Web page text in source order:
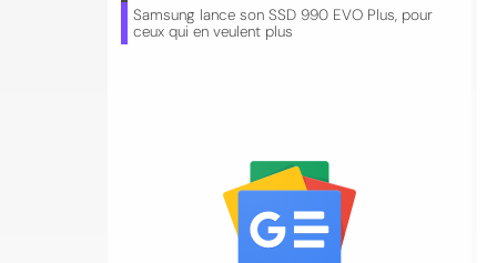
Samsung lance son SSD 990 EVO Plus, pour
ceux qui en veulent plus